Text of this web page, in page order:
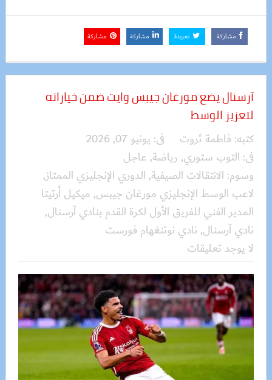
مشاركة تغريدة مشاركة مشاركة
آرسنال يضع مورغان جيبس وايت ضمن خياراته
لتعزيز الوسط
كتبه: فاطمة ثروت فى: يونيو 07, 2026
فى: التوب ستوري, رياضة, عاجل
وسوم: الانتقالات الصيفية, الدوري الإنجليزي الممتاز,
لاعب الوسط الإنجليزي مورغان جيبس, ميكيل أرتيتا
المدير الفني للفريق الأول لكرة القدم بنادي آرسنال,
نادي آرسنال, نادي نوتنغهام فورست
لا يوجد تعليقات